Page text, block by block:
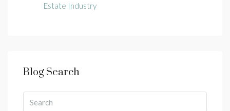
Estate Industry
Blog Search